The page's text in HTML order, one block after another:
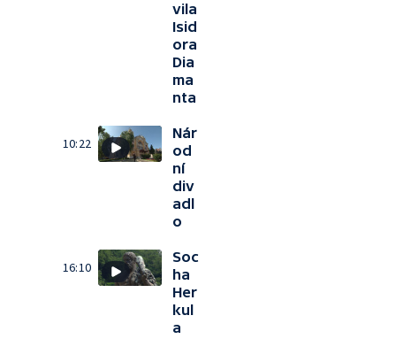
vila
Isid
ora
Dia
ma
nta
10:22
Nár
od
ní
div
adl
o
16:10
Soc
ha
Her
kul
a